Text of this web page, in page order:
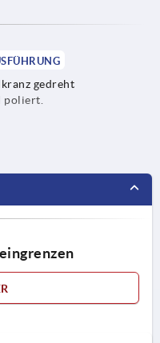
gedreht
poliert.